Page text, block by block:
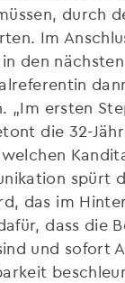
durch
Im
den
„Im ersten
die 32-
spürt
das im
dass die
und sofort